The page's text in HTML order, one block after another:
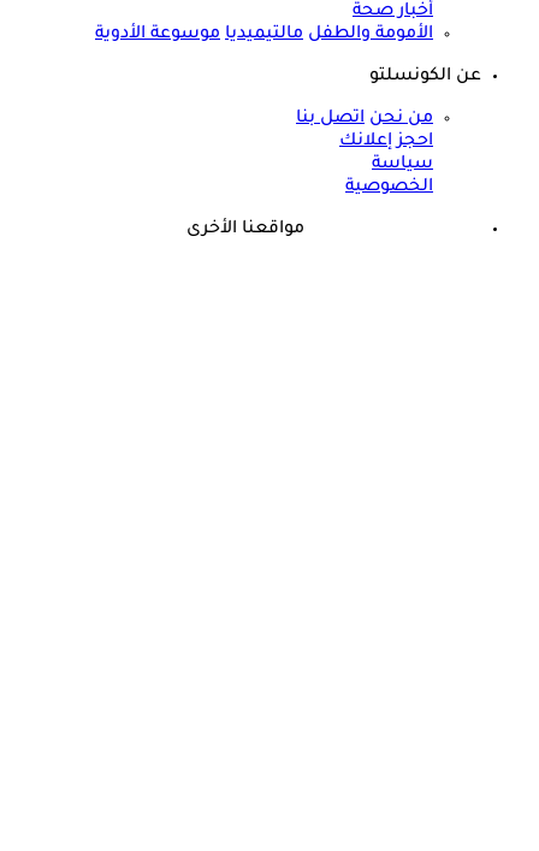
أخبار صحة
الأمومة والطفل مالتيميديا موسوعة الأدوية
عن الكونسلتو
من نحن اتصل بنا
احجز إعلانك
سياسة
الخصوصية
مواقعنا الأخرى